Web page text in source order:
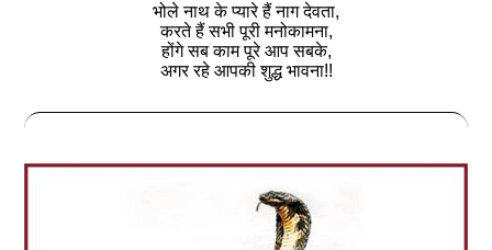
भोले नाथ के प्‍यारे हैं नाग देवता,
करते हैं सभी पूरी मनोकामना,
होंगे सब काम पूरे आप सबके,
अगर रहे आपकी शुद्ध भावना!!